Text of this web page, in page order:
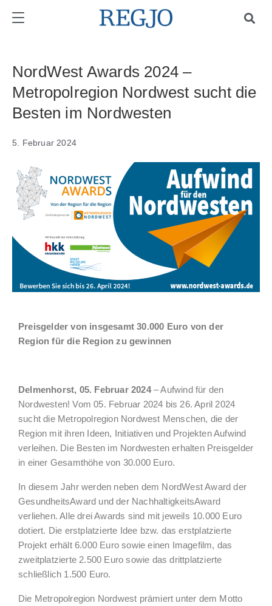
NordWest Awards 2024 –
Metropolregion Nordwest sucht die
Besten im Nordwesten
5. Februar 2024
Preisgelder von insgesamt 30.000 Euro von der
Region für die Region zu gewinnen
Delmenhorst, 05. Februar 2024– Aufwind für den
Nordwesten! Vom 05. Februar 2024 bis 26. April 2024
sucht die Metropolregion Nordwest Menschen, die der
Region mit ihren Ideen, Initiativen und Projekten Aufwind
verleihen. Die Besten im Nordwesten erhalten Preisgelder
in einer Gesamthöhe von 30.000 Euro.
In diesem Jahr werden neben dem NordWest Award der
GesundheitsAward und der NachhaltigkeitsAward
verliehen. Alle drei Awards sind mit jeweils 10.000 Euro
dotiert. Die erstplatzierte Idee bzw. das erstplatzierte
Projekt erhält 6.000 Euro sowie einen Imagefilm, das
zweitplatzierte 2.500 Euro sowie das drittplatzierte
schließlich 1.500 Euro.
Die Metropolregion Nordwest prämiert unter dem Motto